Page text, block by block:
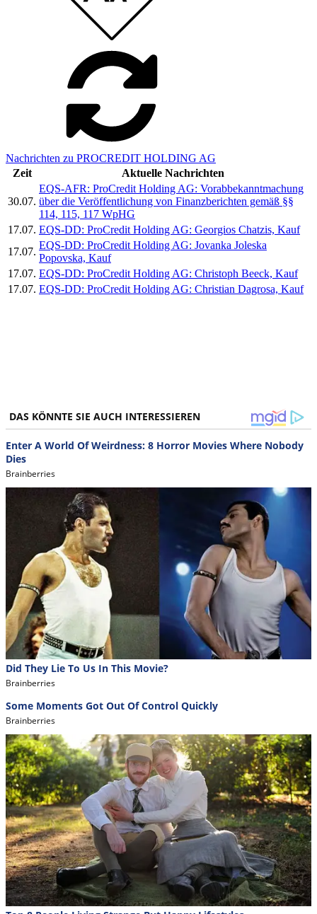
Nachrichten zu PROCREDIT HOLDING AG
Zeit
Aktuelle Nachrichten
30.07.
EQS-AFR: ProCredit Holding AG: Vorabbekanntmachung
über die Veröffentlichung von Finanzberichten gemäß §§
114, 115, 117 WpHG
17.07. EQS-DD: ProCredit Holding AG: Georgios Chatzis, Kauf
17.07.
EQS-DD: ProCredit Holding AG: Jovanka Joleska
Popovska, Kauf
17.07. EQS-DD: ProCredit Holding AG: Christoph Beeck, Kauf
17.07. EQS-DD: ProCredit Holding AG: Christian Dagrosa, Kauf